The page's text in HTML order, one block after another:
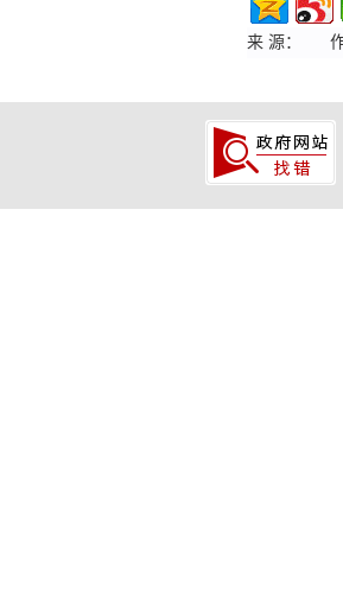
来 源：